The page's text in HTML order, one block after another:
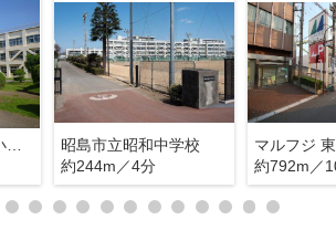
昭島市立富士見丘小学校
昭島市立昭和中学校
約244m／4分
マルフジ
約792m／